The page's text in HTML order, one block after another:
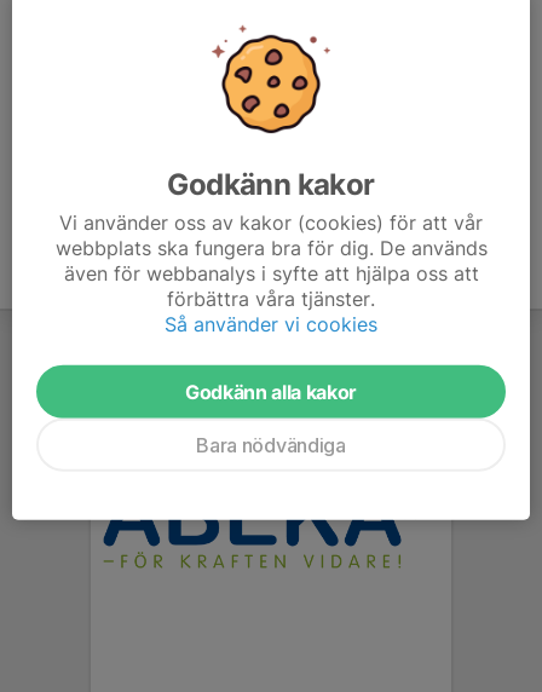
Godkänn kakor
Vi använder oss av kakor (cookies) för att vår
webbplats ska fungera bra för dig. De används
även för webbanalys i syfte att hjälpa oss att
förbättra våra tjänster.
Så använder vi cookies
Godkänn alla kakor
Bara nödvändiga